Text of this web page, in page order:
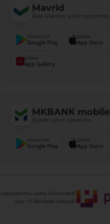
Mavrid
Jeke klientler ushın qosımsha
Imkani bar
Google Play
Júklew
App Store
Júklew
App Gallery
MKBANK mobile
Biznes ushın qosımsha
Imkani bar
Google Play
Júklew
App Store
разработка сайта Pixelcraft®
Sayt 1C-Bitriksda ishlaydi